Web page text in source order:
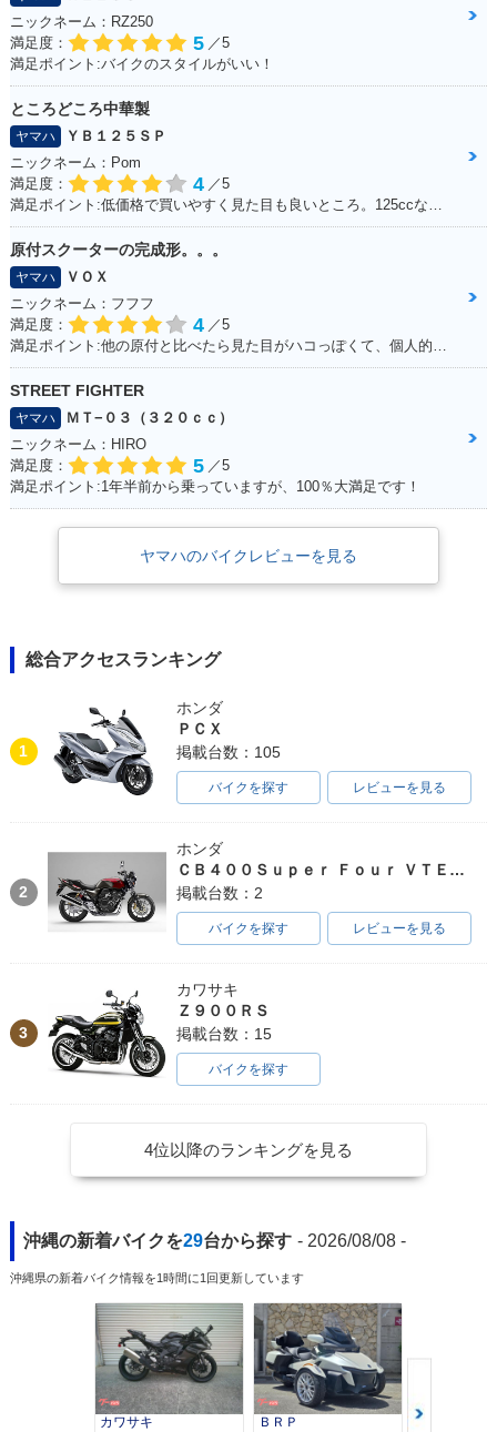
ニックネーム：RZ250
満足度：
5 ／5
満足ポイント:バイクのスタイルがいい！
ところどころ中華製
ヤマハ
ＹＢ１２５ＳＰ
ニックネーム：Pom
満足度：
4 ／5
原付スクーターの完成形。。。
ヤマハ
ＶＯＸ
ニックネーム：フフフ
満足度：
4 ／5
STREET FIGHTER
ヤマハ
ＭＴ−０３（３２０ｃｃ）
ニックネーム：HIRO
満足度：
5 ／5
満足ポイント:1年半前から乗っていますが、100％大満足です！
ヤマハのバイクレビューを見る
総合アクセスランキング
1
ホンダ
ＰＣＸ
掲載台数：105
バイクを探す レビューを見る
2
ホンダ
ＣＢ４００Ｓｕｐｅｒ Ｆｏｕｒ ＶＴＥＣ ＳＰＥＣ３
掲載台数：2
バイクを探す レビューを見る
3
カワサキ
Ｚ９００ＲＳ
掲載台数：15
バイクを探す
4位以降のランキングを見る
沖縄の新着バイクを29台から探す - 2026/08/08 -
沖縄県の新着バイク情報を1時間に1回更新しています
カワサキ ＢＲＰ スズキ